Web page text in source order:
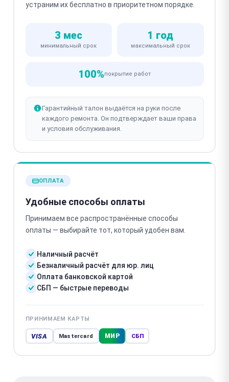
устраним их бесплатно в приоритетном порядке.
3 мес
минимальный срок
1 год
максимальный срок
100%покрытие работ
Гарантийный талон выдаётся на руки после
каждого ремонта. Он подтверждает ваши права
и условия обслуживания.
ОПЛАТА
Удобные способы оплаты
Принимаем все распространённые способы
оплаты — выбирайте тот, который удобен вам.
Наличный расчёт
Безналичный расчёт для юр. лиц
Оплата банковской картой
СБП — быстрые переводы
ПРИНИМАЕМ КАРТЫ
VISA Mastercard МИР СБП